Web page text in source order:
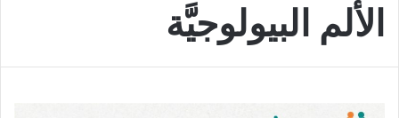
الألم البيولوجيَّة